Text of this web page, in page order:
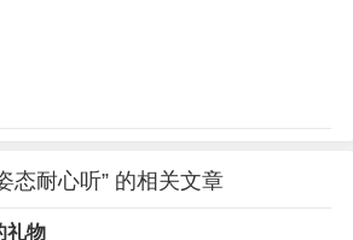
态耐心听” 的相关文章
礼物